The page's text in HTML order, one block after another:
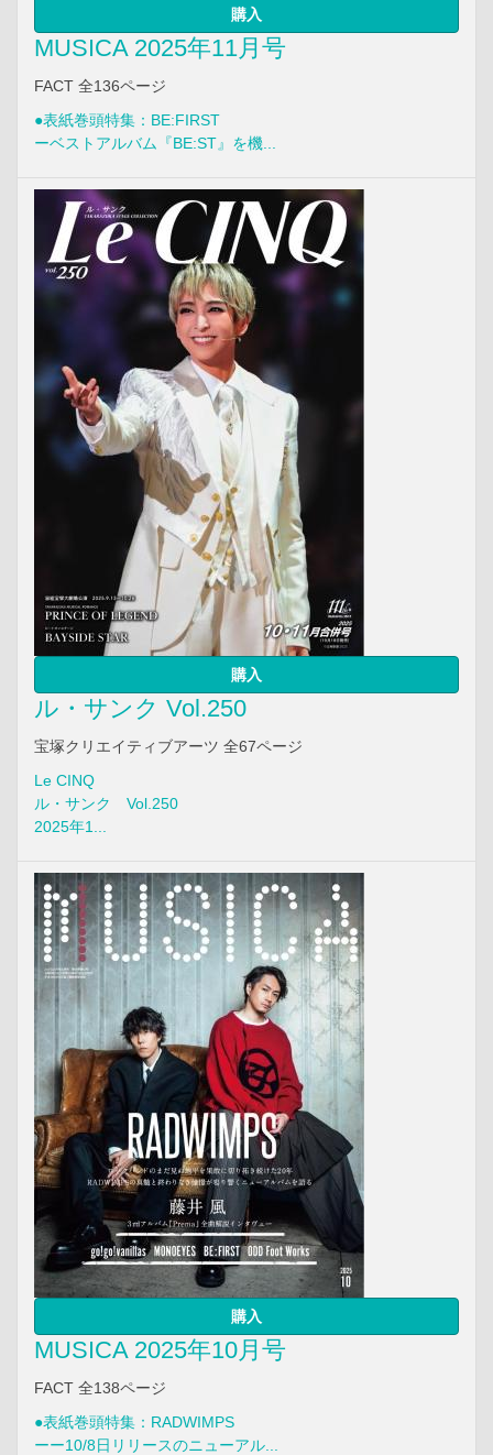
購入
MUSICA 2025年11月号
FACT 全136ページ
●表紙巻頭特集：BE:FIRST
ーベストアルバム『BE:ST』を機...
購入
ル・サンク Vol.250
宝塚クリエイティブアーツ 全67ページ
Le CINQ
ル・サンク Vol.250
2025年1...
購入
MUSICA 2025年10月号
FACT 全138ページ
●表紙巻頭特集：RADWIMPS
ーー10/8日リリースのニューアル...